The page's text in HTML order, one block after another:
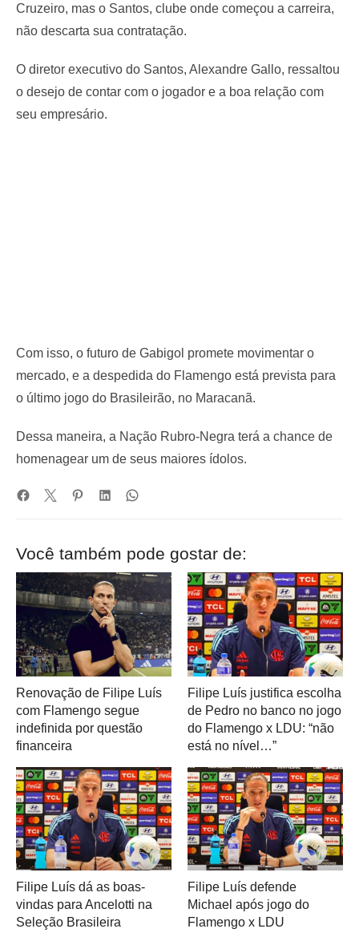
Cruzeiro, mas o Santos, clube onde começou a carreira,
não descarta sua contratação.
O diretor executivo do Santos, Alexandre Gallo, ressaltou
o desejo de contar com o jogador e a boa relação com
seu empresário.
Com isso, o futuro de Gabigol promete movimentar o
mercado, e a despedida do Flamengo está prevista para
o último jogo do Brasileirão, no Maracanã.
Dessa maneira, a Nação Rubro-Negra terá a chance de
homenagear um de seus maiores ídolos.
Você também pode gostar de:
Renovação de Filipe Luís
com Flamengo segue
indefinida por questão
financeira
Filipe Luís justifica escolha
de Pedro no banco no jogo
do Flamengo x LDU: “não
está no nível…”
Filipe Luís dá as boas-
vindas para Ancelotti na
Seleção Brasileira
Filipe Luís defende
Michael após jogo do
Flamengo x LDU